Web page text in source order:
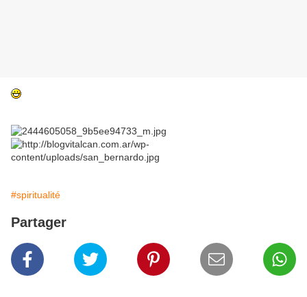
#spiritualité
Partager